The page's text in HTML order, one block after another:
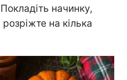
начинку,
на кілька